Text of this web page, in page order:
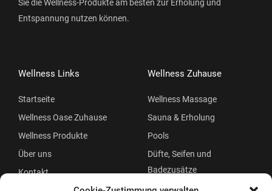
Sie die Wellness-Produkte am besten zur Erholung und
Entspannung nutzen können.
Wellness Links
Startseite
Wellness Oase Zuhause
Wellness Produkte
Über uns
Kontakt
Wellness Zuhause
Wellness Massage
Sauna & Erholung
Pools
Düfte, Seifen und
Badezusätze
Beauty